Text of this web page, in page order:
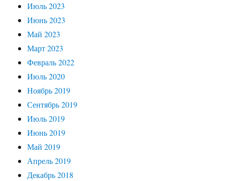
Июль 2023
Июнь 2023
Май 2023
Март 2023
Февраль 2022
Июль 2020
Ноябрь 2019
Сентябрь 2019
Июль 2019
Июнь 2019
Май 2019
Апрель 2019
Декабрь 2018